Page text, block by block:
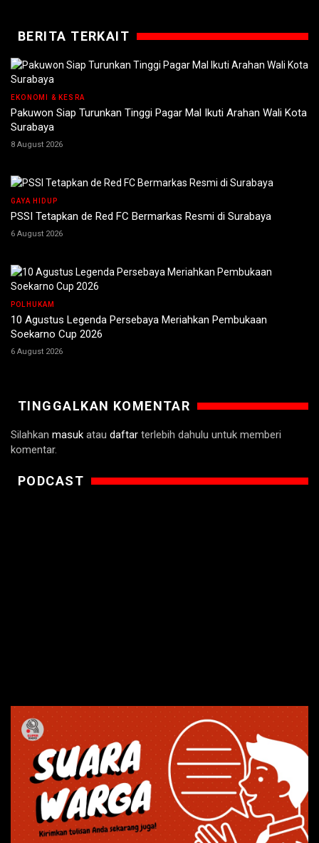
BERITA TERKAIT
EKONOMI & KESRA
Pakuwon Siap Turunkan Tinggi Pagar Mal Ikuti Arahan Wali Kota
Surabaya
8 August 2026
GAYA HIDUP
PSSI Tetapkan de Red FC Bermarkas Resmi di Surabaya
6 August 2026
POLHUKAM
10 Agustus Legenda Persebaya Meriahkan Pembukaan
Soekarno Cup 2026
6 August 2026
TINGGALKAN KOMENTAR
Silahkan masuk atau daftar terlebih dahulu untuk memberi
komentar.
PODCAST